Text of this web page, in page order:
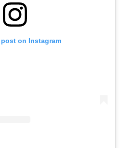
on Instagram